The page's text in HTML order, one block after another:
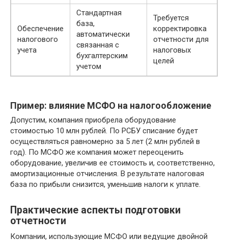
Обеспечение
налогового
учета
Стандартная
база,
автоматически
связанная с
бухгалтерским
учетом
Требуется
корректировка
отчетности для
налоговых
целей
Пример: влияние МСФО на налогообложение
Допустим, компания приобрела оборудование
стоимостью 10 млн рублей. По РСБУ списание будет
осуществляться равномерно за 5 лет (2 млн рублей в
год). По МСФО же компания может переоценить
оборудование, увеличив ее стоимость и, соответственно,
амортизационные отчисления. В результате налоговая
база по прибыли снизится, уменьшив налоги к уплате.
Практические аспекты подготовки
отчетности
Компании, использующие МСФО или ведущие двойной